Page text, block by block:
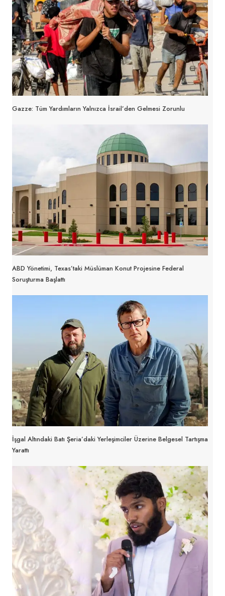
Gazze: Tüm Yardımların Yalnızca İsrail’den Gelmesi Zorunlu
ABD Yönetimi, Texas’taki Müslüman Konut Projesine Federal
Soruşturma Başlattı
İşgal Altındaki Batı Şeria’daki Yerleşimciler Üzerine Belgesel Tartışma
Yarattı